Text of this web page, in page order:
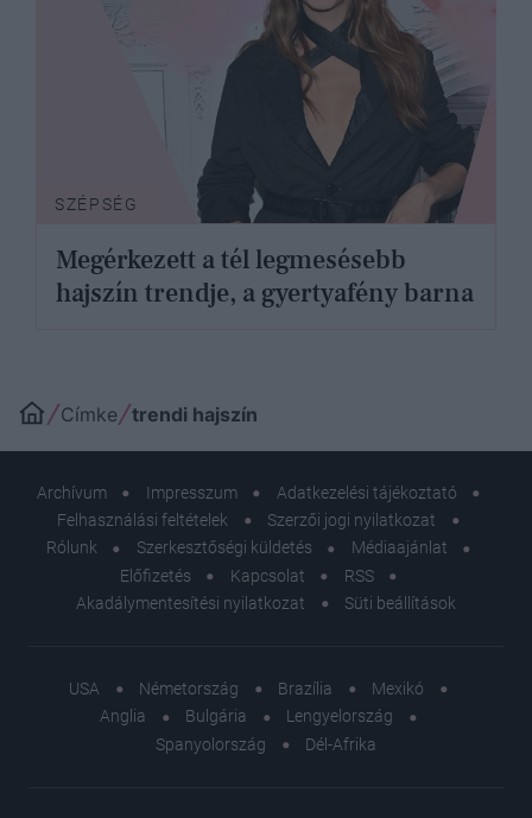
SZÉPSÉG
Megérkezett a tél legmesésebb
hajszín trendje, a gyertyafény barna
Címke trendi hajszín
Archívum Impresszum
Adatkezelési tájékoztató
Felhasználási feltételek
Szerzői jogi nyilatkozat
Rólunk
Szerkesztőségi küldetés
Médiaajánlat
Előfizetés
Kapcsolat
RSS
Akadálymentesítési nyilatkozat
Süti beállítások
USA Németország Brazília
Mexikó
Anglia
Bulgária
Lengyelország
Spanyolország
Dél-Afrika